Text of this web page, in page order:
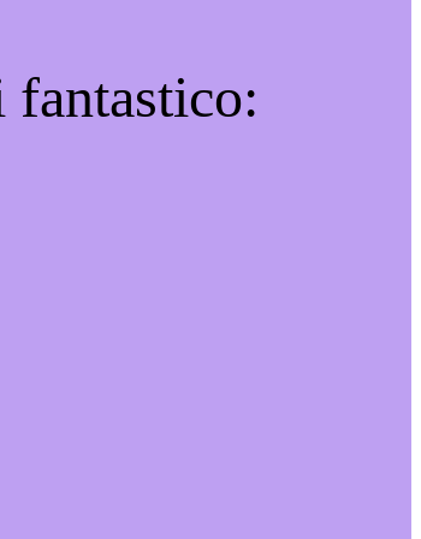
fantastico: